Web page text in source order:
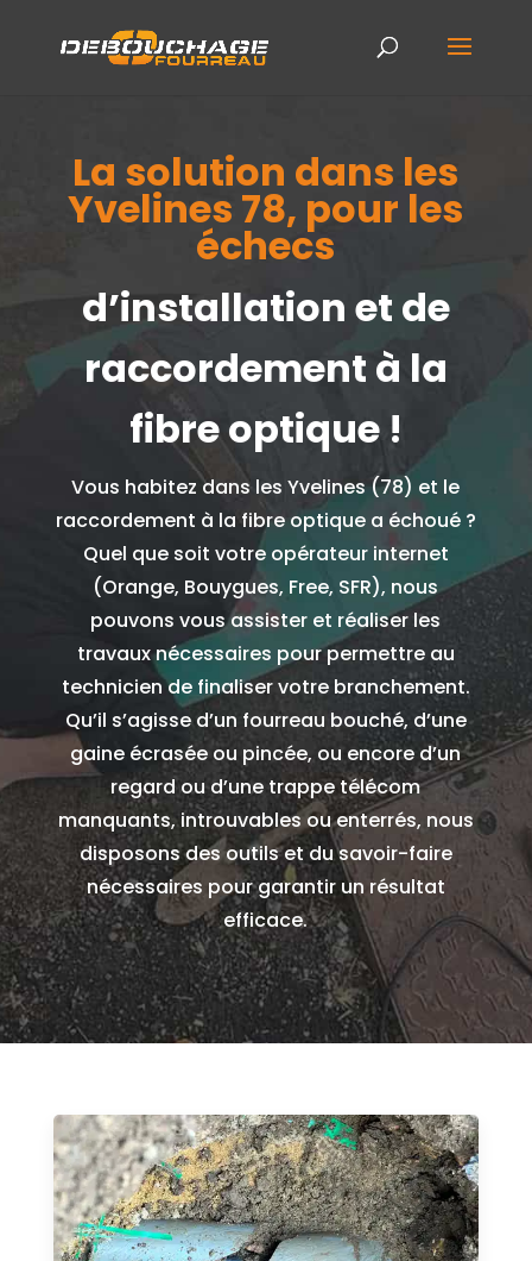
La solution dans les
Yvelines 78, pour les
échecs
d’installation et de
raccordement à la
fibre optique !
Vous habitez dans les Yvelines (78) et le
raccordement à la fibre optique a échoué ?
Quel que soit votre opérateur internet
(Orange, Bouygues, Free, SFR), nous
pouvons vous assister et réaliser les
travaux nécessaires pour permettre au
technicien de finaliser votre branchement.
Qu’il s’agisse d’un fourreau bouché, d’une
gaine écrasée ou pincée, ou encore d’un
regard ou d’une trappe télécom
manquants, introuvables ou enterrés, nous
disposons des outils et du savoir-faire
nécessaires pour garantir un résultat
efficace.